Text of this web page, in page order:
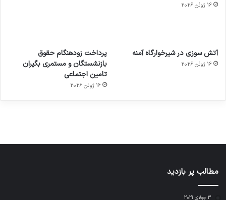
16 ژوئن 2026
آتش سوزی در شیرخوارگاه آمنه
16 ژوئن 2026
پرداخت زودهنگام حقوق
بازنشستگان و مستمری بگیران
تامین اجتماعی
16 ژوئن 2026
برای
کشف
توسط
مجازی
…
ساعت
هوشمند
با طعم
توسط
ژاکت
در
های
2023
توسط
مطالب پر بازدید
3 جولای 2021